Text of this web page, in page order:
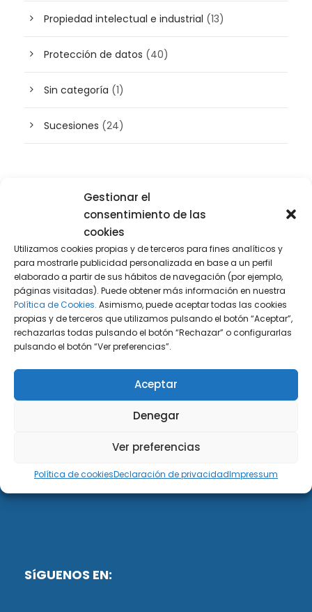
Gestionar el
consentimiento de las
cookies
Utilizamos cookies propias y de terceros para fines analíticos y
para mostrarle publicidad personalizada en base a un perfil
elaborado a partir de sus hábitos de navegación (por ejemplo,
páginas visitadas). Puede obtener más información en nuestra
Política de Cookies. Asimismo, puede aceptar todas las cookies
propias y de terceros que utilizamos pulsando el botón “Aceptar”,
rechazarlas todas pulsando el botón “Rechazar” o configurarlas
pulsando el botón “Ver preferencias”.
Aceptar
Denegar
Ver preferencias
Política de cookiesDeclaración de privacidadImpressum
Propiedad intelectual e industrial (13)
Protección de datos (40)
Sin categoría (1)
Sucesiones (24)
Buscador de artículos
DiG ABOGADOS
DiG Abogados es un despacho de abogados
multidisciplinar especializado en las materias de
fiscalidad y mercantil. Llevamos más de 50 años al
SíGUENOS EN: